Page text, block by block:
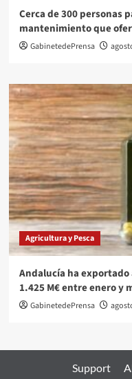
Cerca de 300 personas
mantenimiento que
GabinetedePrensa
Agricultura y Pesca
Andalucía ha exportado
1.425 M€ entre enero y
GabinetedePrensa
Support